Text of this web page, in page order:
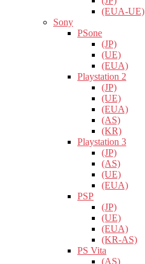
(EUA-UE)
Sony
PSone
(JP)
(UE)
(EUA)
Playstation 2
(JP)
(UE)
(EUA)
(AS)
(KR)
Playstation 3
(JP)
(AS)
(UE)
(EUA)
PSP
(JP)
(UE)
(EUA)
(KR-AS)
PS Vita
(AS)